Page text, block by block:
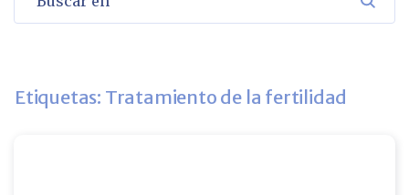
Etiquetas: Tratamiento de la fertilidad